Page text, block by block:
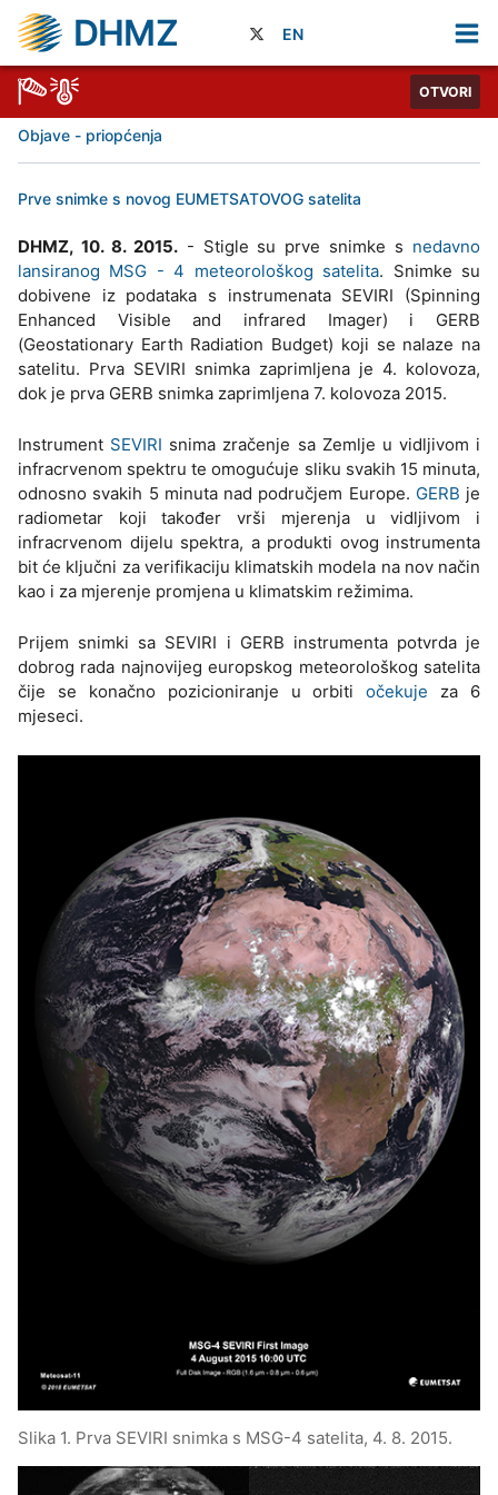
DHMZ EN
OTVORI
Objave - priopćenja
Prve snimke s novog EUMETSATOVOG satelita
DHMZ, 10. 8. 2015.- Stigle su prve snimke s nedavno
lansiranog MSG - 4 meteorološkog satelita. Snimke su
dobivene iz podataka s instrumenata SEVIRI (Spinning
Enhanced Visible and infrared Imager) i GERB
(Geostationary Earth Radiation Budget) koji se nalaze na
satelitu. Prva SEVIRI snimka zaprimljena je 4. kolovoza,
dok je prva GERB snimka zaprimljena 7. kolovoza 2015.
Instrument SEVIRI snima zračenje sa Zemlje u vidljivom i
infracrvenom spektru te omogućuje sliku svakih 15 minuta,
odnosno svakih 5 minuta nad područjem Europe. GERB je
radiometar koji također vrši mjerenja u vidljivom i
infracrvenom dijelu spektra, a produkti ovog instrumenta
bit će ključni za verifikaciju klimatskih modela na nov način
kao i za mjerenje promjena u klimatskim režimima.
Prijem snimki sa SEVIRI i GERB instrumenta potvrda je
dobrog rada najnovijeg europskog meteorološkog satelita
čije se konačno pozicioniranje u orbitiočekuje za 6
mjeseci.
Slika 1. Prva SEVIRI snimka s MSG-4 satelita, 4. 8. 2015.